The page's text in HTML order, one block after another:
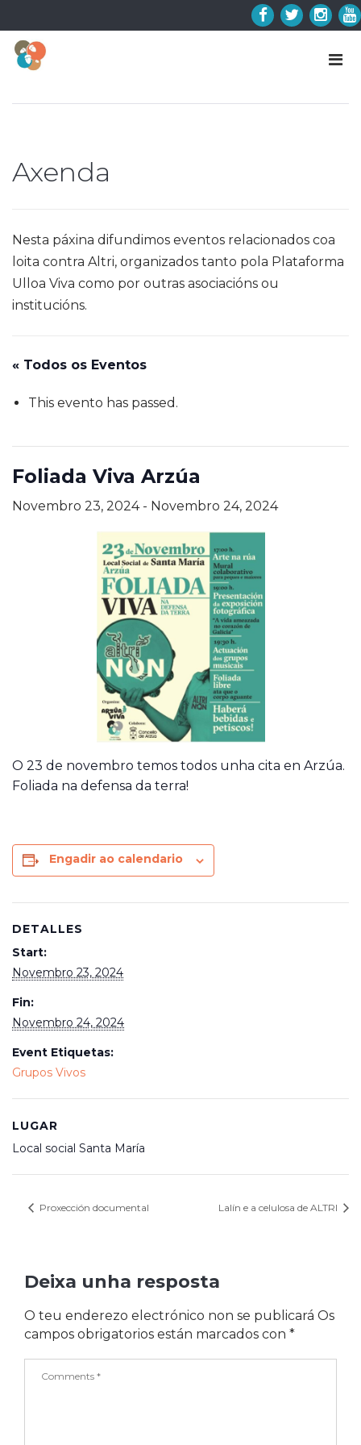
to
content
Facebook
Twitter
Axenda
Nesta páxina difundimos eventos relacionados coa
loita contra Altri, organizados tanto pola Plataforma
Ulloa Viva como por outras asociacións ou
institucións.
« Todos os Eventos
This evento has passed.
Foliada Viva Arzúa
Novembro 23, 2024- Novembro 24, 2024
O 23 de novembro temos todos unha cita en Arzúa.
Foliada na defensa da terra!
Engadir ao calendario
DETALLES
Start:
Novembro 23, 2024
Fin:
Novembro 24, 2024
Event Etiquetas:
Grupos Vivos
LUGAR
Local social Santa María
Proxección documental Lalín e a celulosa de ALTRI
Deixa unha resposta
O teu enderezo electrónico non se publicará Os
campos obrigatorios están marcados con *